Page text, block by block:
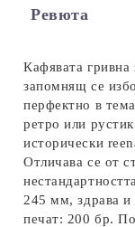
Ревюта
Кафявата
запомнящ се
перфектно в
ретро или
исторически
Отличава се от
245 мм, здрава и
печат: 200 бр.